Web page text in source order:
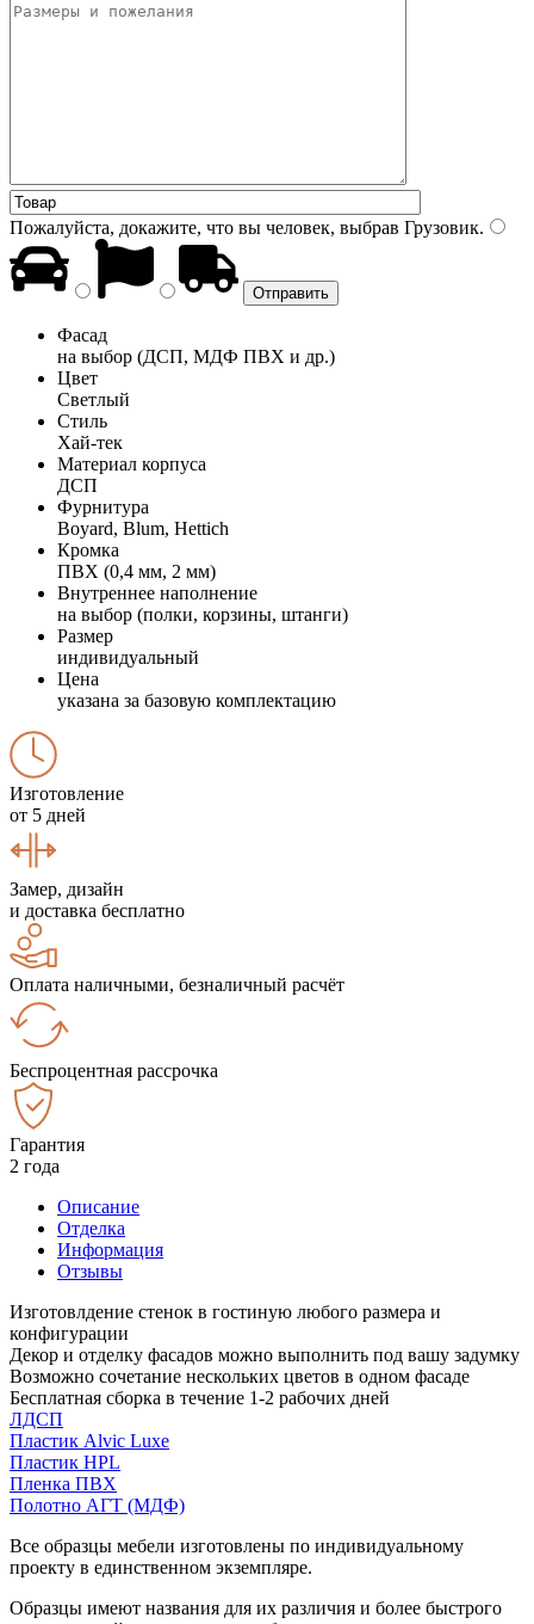
Пожалуйста, докажите, что вы человек, выбрав Грузовик.
Фасад
на выбор (ДСП, МДФ ПВХ и др.)
Цвет
Светлый
Стиль
Хай-тек
Материал корпуса
ДСП
Фурнитура
Boyard, Blum, Hettich
Кромка
ПВХ (0,4 мм, 2 мм)
Внутреннее наполнение
на выбор (полки, корзины, штанги)
Размер
индивидуальный
Цена
указана за базовую комплектацию
Изготовление
от 5 дней
Замер, дизайн
и доставка бесплатно
Оплата наличными, безналичный расчёт
Беспроцентная рассрочка
Гарантия
2 года
Описание
Отделка
Информация
Отзывы
Изготовлдение стенок в гостиную любого размера и
конфигурации
Декор и отделку фасадов можно выполнить под вашу задумку
Возможно сочетание нескольких цветов в одном фасаде
Бесплатная сборка в течение 1-2 рабочих дней
ЛДСП
Пластик Alvic Luxe
Пластик HPL
Пленка ПВХ
Полотно АГТ (МДФ)
Все образцы мебели изготовлены по индивидуальному
проекту в единственном экземпляре.
Образцы имеют названия для их различия и более быстрого